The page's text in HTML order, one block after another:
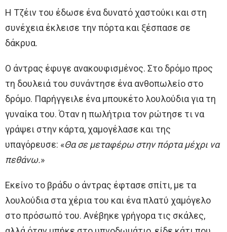
Η Τζέιν του έδωσε ένα δυνατό χαστούκι και στη
συνέχεια έκλεισε την πόρτα και ξέσπασε σε
δάκρυα.
Ο άντρας έφυγε ανακουφισμένος. Στο δρόμο προς
τη δουλειά του συνάντησε ένα ανθοπωλείο στο
δρόμο. Παρήγγειλε ένα μπουκέτο λουλούδια για τη
γυναίκα του. Όταν η πωλήτρια τον ρώτησε τι να
γράψει στην κάρτα, χαμογέλασε και της
υπαγόρευσε: «Θα σε μεταφέρω στην πόρτα μέχρι να
πεθάνω.»
Εκείνο το βράδυ ο άντρας έφτασε σπίτι, με τα
λουλούδια στα χέρια του και ένα πλατύ χαμόγελο
στο πρόσωπό του. Ανέβηκε γρήγορα τις σκάλες,